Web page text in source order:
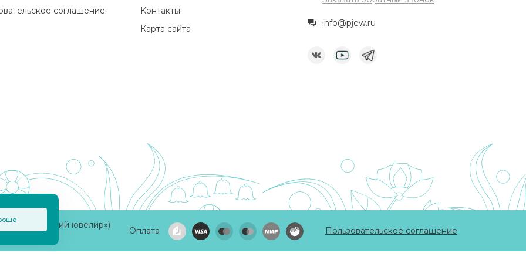
соглашение
Контакты
Карта сайта
info@pjew.ru
ювелир»)
Оплата Пользовательское соглашение